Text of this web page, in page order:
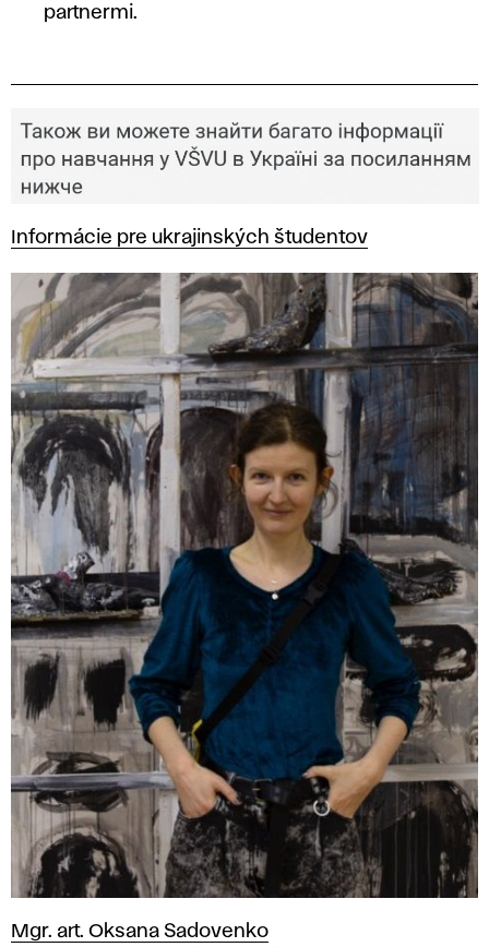
partnermi.
Informácie pre ukrajinských študentov
Mgr. art. Oksana Sadovenko